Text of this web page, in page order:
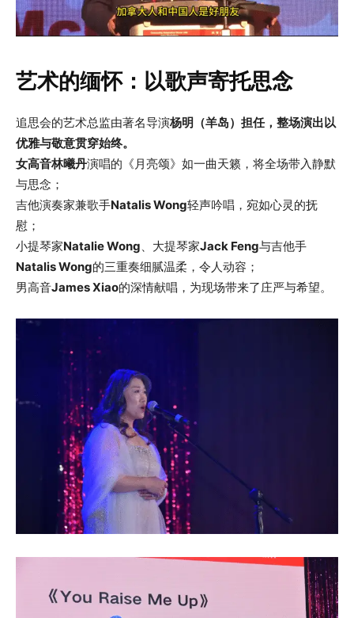
艺术的缅怀：以歌声寄托思念
追思会的艺术总监由著名导演杨明（羊岛）担任，整场演出以
优雅与敬意贯穿始终。
女高音林曦丹演唱的《月亮颂》如一曲天籁，将全场带入静默
与思念；
吉他演奏家兼歌手Natalis Wong轻声吟唱，宛如心灵的抚
慰；
小提琴家Natalie Wong、大提琴家Jack Feng与吉他手
Natalis Wong的三重奏细腻温柔，令人动容；
男高音James Xiao的深情献唱，为现场带来了庄严与希望。